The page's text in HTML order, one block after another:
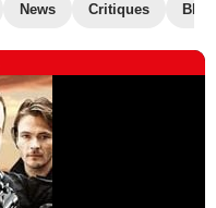
News Critiques Blu-